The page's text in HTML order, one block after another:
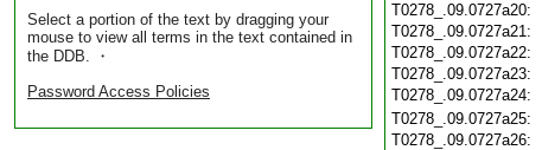
Select a portion of the text by dragging your
mouse to view all terms in the text contained in
the DDB. ・
Password Access Policies
T0278_.09.0727a20:
T0278_.09.0727a21:
T0278_.09.0727a22:
T0278_.09.0727a23:
T0278_.09.0727a24:
T0278_.09.0727a25:
T0278_.09.0727a26: